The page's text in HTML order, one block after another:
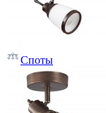
Споты